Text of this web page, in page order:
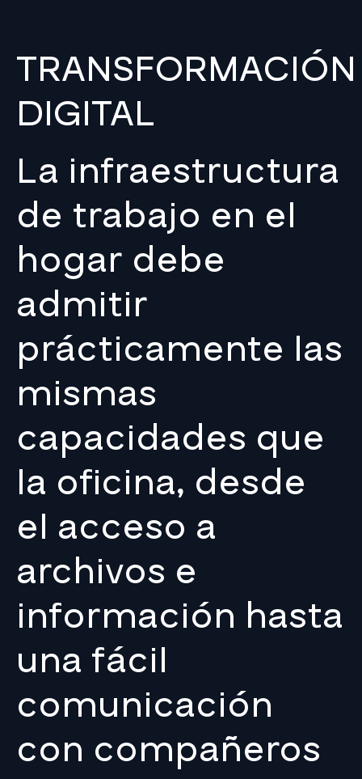
TRANSFORMACIÓN
DIGITAL
La infraestructura
de trabajo en el
hogar debe
admitir
prácticamente las
mismas
capacidades que
la oficina, desde
el acceso a
archivos e
información hasta
una fácil
comunicación
con compañeros